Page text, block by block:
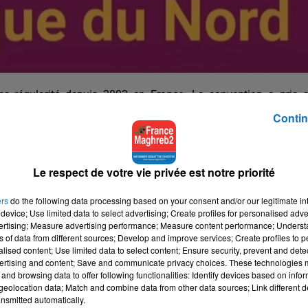
régularité depuis 2002 en France. La convention a pris
depuis 2017. Elle vise le renforcement d'un nouvel axe
et de synergies consacrées aux secteurs émergents à
d'euros, chaque année. Le commerce France -
grâce aux milliers d'initiatives publiques et privées.
rives.
Nord est de rapprocher les points de vues des opérateurs
coopération, de manière verticale et horizontale.
riche de 25 exposants et partenaires, 12
d'affaire. Les participants aux deux journées viennent,
entreprises, collectivités locales, diverses institutions et
Le respect de votre vie privée est notre priorité
do the following data processing based on your consent and/or our legitimate
Use limited data to select advertising; Create profiles for personalised
Measure advertising performance; Measure content performance;
of data from different sources; Develop and improve services; Create profiles to
content; Use limited data to select content; Ensure security, prevent and
and content; Save and communicate privacy choices. These technologies
browsing data to offer following functionalities: Identify devices based on
data; Match and combine data from other data sources; Link different
automatically.